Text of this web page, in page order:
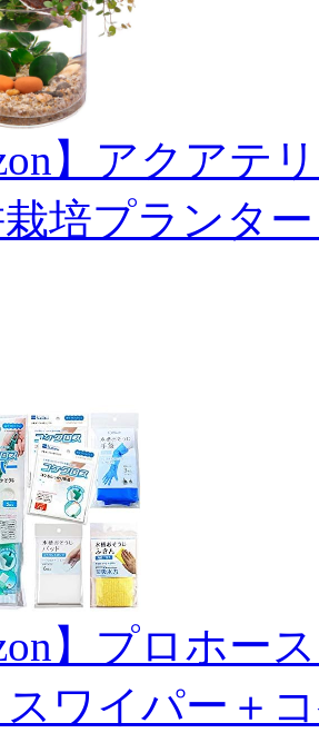
】アクアテ
栽培プランタ
】プロホ
ワイパー＋